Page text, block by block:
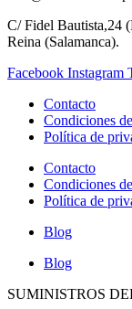
C/ Fidel Bautista,24
Reina (Salamanca).
Facebook Instagram
Contacto
Condiciones
Política de
Contacto
Condiciones
Política de
Blog
Blog
SUMINISTROS